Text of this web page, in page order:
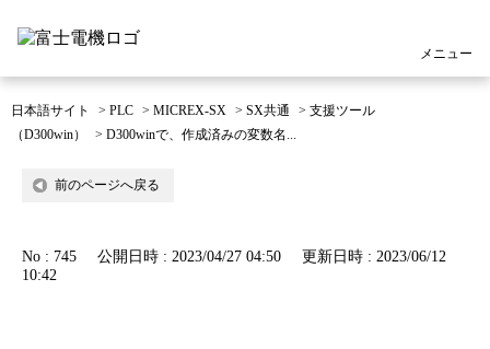
メニュー
日本語サイト > PLC > MICREX-SX > SX共通 > 支援ツール
（D300win）
> D300winで、作成済みの変数名...
前のページへ戻る
No : 745 公開日時 : 2023/04/27 04:50
更新日時 : 2023/06/12
10:42